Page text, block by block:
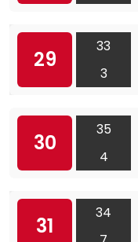
29
33
3
30
35
4
31
34